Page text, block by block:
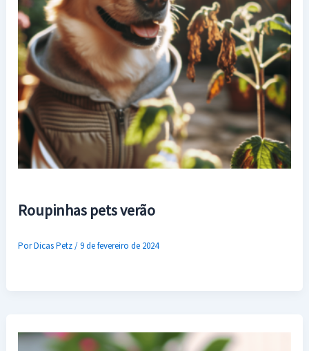
Roupinhas pets verão
PorDicas Petz/9 de fevereiro de 2024